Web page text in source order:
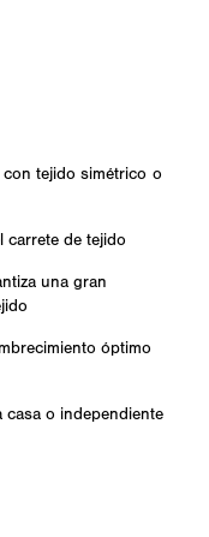
tejido simétrico o
carrete de tejido
una gran
óptimo
o independiente